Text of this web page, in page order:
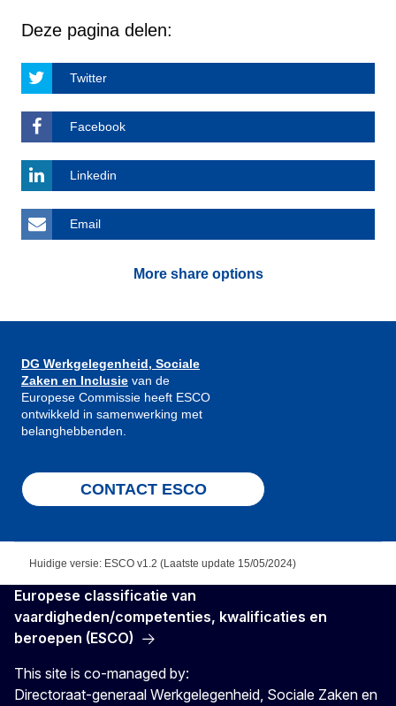
Deze pagina delen:
Twitter
Facebook
Linkedin
Email
More share options
DG Werkgelegenheid, Sociale
Zaken en Inclusie van de
Europese Commissie heeft ESCO
ontwikkeld in samenwerking met
belanghebbenden.
CONTACT ESCO
Huidige versie: ESCO v1.2 (Laatste update 15/05/2024)
Europese classificatie van
vaardigheden/competenties, kwalificaties en
beroepen (ESCO)
This site is co-managed by:
Directoraat-generaal Werkgelegenheid, Sociale Zaken en